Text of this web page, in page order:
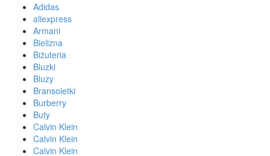
Adidas
aliexpress
Armani
Bielizna
Biżuteria
Bluzki
Bluzy
Bransoletki
Burberry
Buty
Calvin Klein
Calvin Klein
Calvin Klein